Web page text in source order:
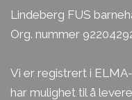
Lindeberg FUS
Org. nummer
Vi er registrert i
har mulighet til å